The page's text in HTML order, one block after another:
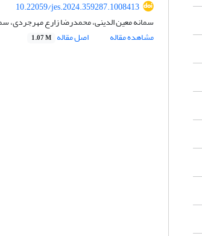
10.22059/jes.2024.359287.1008413
سمانه معین‏ الدینی، محمدرضا زارع مهرجردی،
مشاهده مقاله
اصل مقاله 1.07 M